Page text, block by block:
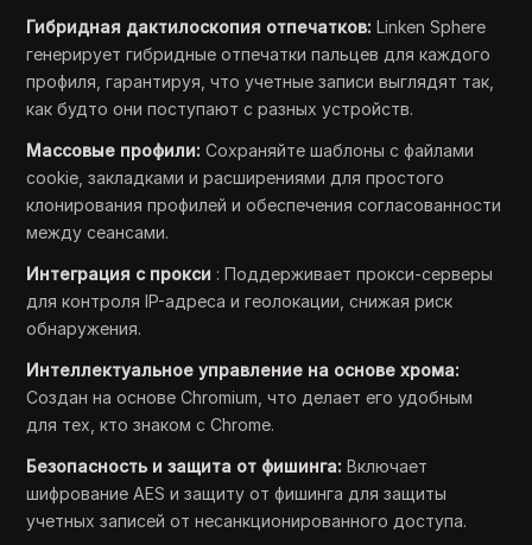
Гибридная дактилоскопия отпечатков: Linken Sphere
генерирует гибридные отпечатки пальцев для каждого
профиля, гарантируя, что учетные записи выглядят так,
как будто они поступают с разных устройств.
Массовые профили: Сохраняйте шаблоны с файлами
cookie, закладками и расширениями для простого
клонирования профилей и обеспечения согласованности
между сеансами.
Интеграция с прокси : Поддерживает прокси-серверы
для контроля IP-адреса и геолокации, снижая риск
обнаружения.
Интеллектуальное управление на основе хрома:
Создан на основе Chromium, что делает его удобным
для тех, кто знаком с Chrome.
Безопасность и защита от фишинга: Включает
шифрование AES и защиту от фишинга для защиты
учетных записей от несанкционированного доступа.